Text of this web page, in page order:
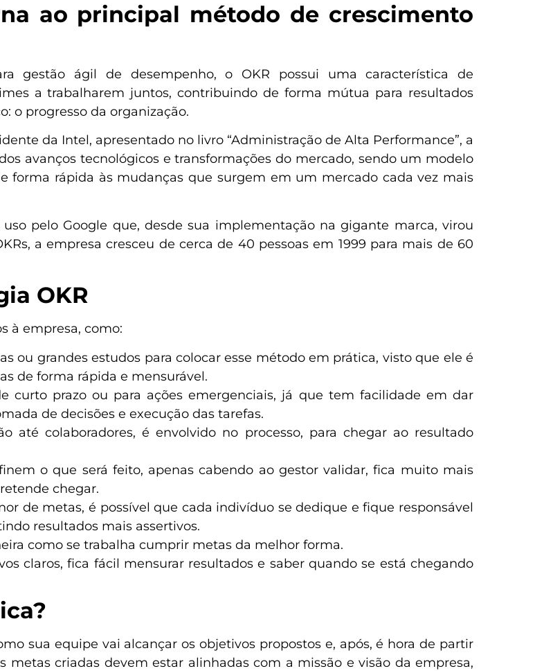
ao principal método de crescimento
gestão ágil de desempenho, o OKR possui uma característica de
a trabalharem juntos, contribuindo de forma mútua para resultados
o progresso da organização.
da Intel, apresentado no livro “Administração de Alta Performance”, a
avanços tecnológicos e transformações do mercado, sendo um modelo
forma rápida às mudanças que surgem em um mercado cada vez mais
pelo Google que, desde sua implementação na gigante marca, virou
a empresa cresceu de cerca de 40 pessoas em 1999 para mais de 60
OKR
à empresa, como:
ou grandes estudos para colocar esse método em prática, visto que ele é
de forma rápida e mensurável.
curto prazo ou para ações emergenciais, já que tem facilidade em dar
de decisões e execução das tarefas.
até colaboradores, é envolvido no processo, para chegar ao resultado
o que será feito, apenas cabendo ao gestor validar, fica muito mais
chegar.
de metas, é possível que cada indivíduo se dedique e fique responsável
resultados mais assertivos.
como se trabalha cumprir metas da melhor forma.
claros, fica fácil mensurar resultados e saber quando se está chegando
sua equipe vai alcançar os objetivos propostos e, após, é hora de partir
metas criadas devem estar alinhadas com a missão e visão da empresa,